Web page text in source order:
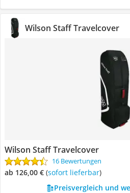
Wilson Staff Travelcover
Wilson Staff Travelcover
16 Bewertungen
ab 126,00 € ( Sofort lieferbar)
Preisvergleich und